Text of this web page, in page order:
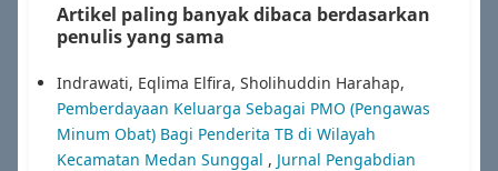
Artikel paling banyak dibaca berdasarkan
penulis yang sama
Indrawati, Eqlima Elfira, Sholihuddin Harahap,
Pemberdayaan Keluarga Sebagai PMO (Pengawas
Minum Obat) Bagi Penderita TB di Wilayah
Kecamatan Medan Sunggal , Jurnal Pengabdian